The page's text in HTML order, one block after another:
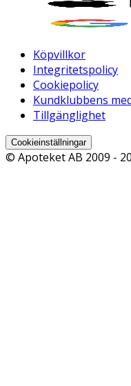
Köpvillkor
Integritetspolicy
Cookiepolicy
Kundklubbens
Tillgänglighet
Cookieinställningar
© Apoteket AB 2009 -